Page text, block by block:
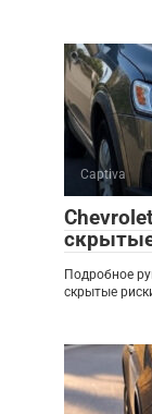
Captiva
Подробное
скрытые